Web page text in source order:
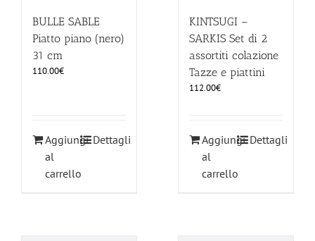
BULLE SABLE
Piatto piano (nero)
31 cm
110.00€
Aggiungi
al
carrello
Dettagli
KINTSUGI –
SARKIS Set di 2
assortiti colazione
Tazze e piattini
112.00€
Aggiungi
al
carrello
Dettagli